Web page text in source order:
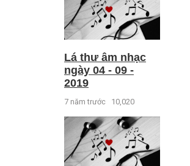
Lá thư âm nhạc
ngày 04 - 09 -
2019
7 năm trước 10,020